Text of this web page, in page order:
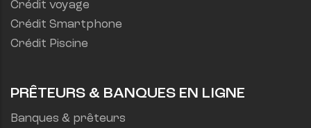
Crédit voyage
Crédit Smartphone
Crédit Piscine
PRÊTEURS & BANQUES EN LIGNE
Banques & prêteurs